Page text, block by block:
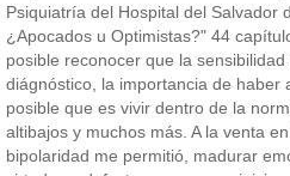
Psiquiatría del Hospital del Salvador
¿Apocados u Optimistas?" 44
posible reconocer que la
diágnóstico, la importancia de haber
posible que es vivir dentro de la
altibajos y muchos más. A la venta
bipolaridad me permitió, madurar